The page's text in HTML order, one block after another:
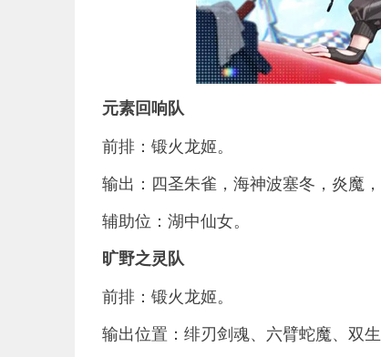
元素回响队
前排：锻火龙姬。
输出：四圣朱雀，海神波塞冬，炎魔
辅助位：湖中仙女。
旷野之灵队
前排：锻火龙姬。
输出位置：绯刃剑魂、六臂蛇魔、双